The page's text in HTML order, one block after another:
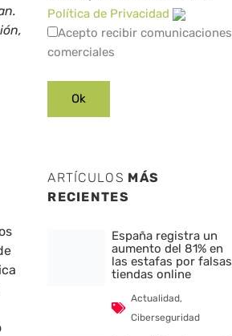
Política de Privacidad
Acepto recibir comunicaciones
comerciales
ARTÍCULOS MÁS
RECIENTES
España registra un
aumento del 81% en
las estafas por falsas
tiendas online
Actualidad,
Ciberseguridad